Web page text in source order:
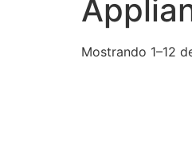
Mostrando 1–12